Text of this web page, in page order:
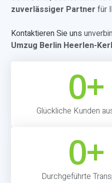
zuverlässiger Partner für
Kontaktieren Sie uns
Umzug Berlin Heerlen-
Glückliche Kunden
0+
Durchgeführte
0+